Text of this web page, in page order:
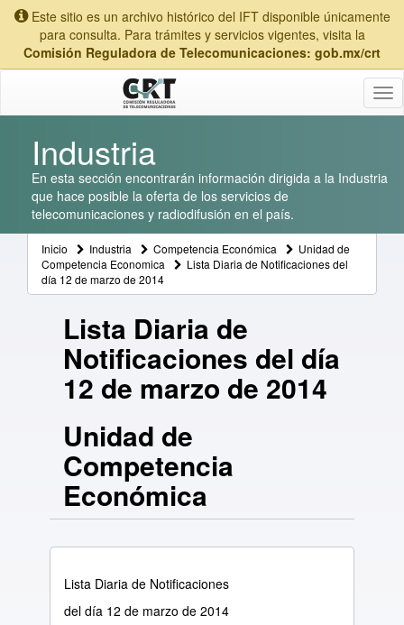
Este sitio es un archivo histórico del IFT disponible únicamente
para consulta. Para trámites y servicios vigentes, visita la
Comisión Reguladora de Telecomunicaciones: gob.mx/crt
Industria
En esta sección encontrarán información dirigida a la Industria
que hace posible la oferta de los servicios de
telecomunicaciones y radiodifusión en el país.
Inicio Industria Competencia Económica
Unidad de
Competencia Economica
Lista Diaria de Notificaciones del
día 12 de marzo de 2014
Lista Diaria de
Notificaciones del día
12 de marzo de 2014
Unidad de
Competencia
Económica
Lista Diaria de Notificaciones
del día 12 de marzo de 2014